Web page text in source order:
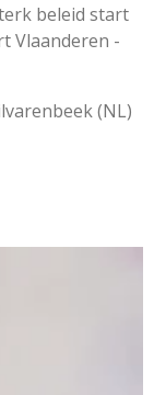
beleid start
Vlaanderen -
(NL)